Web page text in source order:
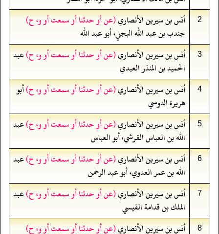
2 أنس بن سيرين الأنصاري(عن أو حدثنا أو سمعت أو و، ح)
جندب بن عبد الله البجلي، أبو عبد الله
3 أنس بن سيرين الأنصاري(عن أو حدثنا أو سمعت أو و، ح)عبد
الحميد بن المنذر العبدي
4 أنس بن سيرين الأنصاري(عن أو حدثنا أو سمعت أو و، ح)أبو
هريرة الدوسي
5 أنس بن سيرين الأنصاري(عن أو حدثنا أو سمعت أو و، ح)عبد
الله بن العباس القرشي، أبو العباس
6 أنس بن سيرين الأنصاري(عن أو حدثنا أو سمعت أو و، ح)عبد
الله بن عمر العدوي، أبو عبد الرحمن
7 أنس بن سيرين الأنصاري(عن أو حدثنا أو سمعت أو و، ح)عبد
الملك بن قدامة القيسي
8 أنس بن سيرين الأنصاري(عن أو حدثنا أو سمعت أو و، ح)